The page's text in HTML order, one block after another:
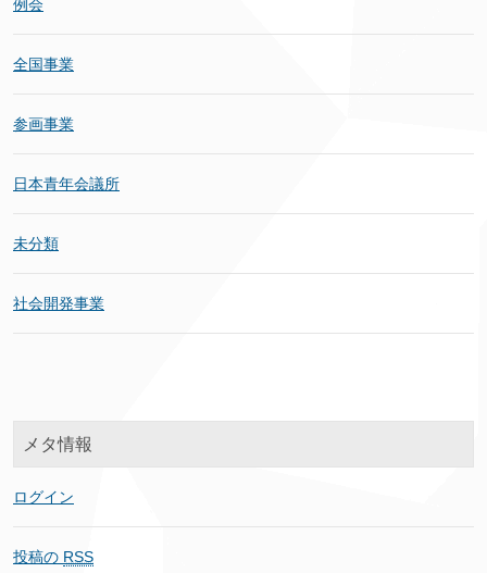
例会
全国事業
参画事業
日本青年会議所
未分類
社会開発事業
メタ情報
ログイン
投稿の RSS